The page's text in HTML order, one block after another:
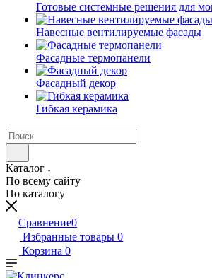
Готовые системные решения для
Навесные вентилируемые фасады
Фасадные термопанели
Фасадный декор
Гибкая керамика
Каталог
По всему сайту
По каталогу
Сравнение0
Избранные товары 0
Корзина 0